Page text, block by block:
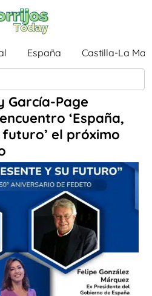
España Castilla-La
García-Page
‘España,
el próximo